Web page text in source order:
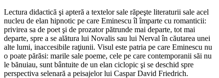
Lectura didactică şi apteră a textelor sale răpeşte literaturii sale acel
nucleu de elan hipnotic pe care Eminescu îl împarte cu romanticii:
privirea sa de poet şi de prozator pătrunde mai departe, tot mai
departe, spre a se alătura lui Novalis sau lui Nerval în căutarea unei
alte lumi, inaccesibile raţiunii. Visul este patria pe care Eminescu nu
o poate părăsi: marile sale poeme, cele pe care contemporanii săi nu
le bănuiau, sunt bântuite de un elan ciclopic şi se deschid spre
perspectiva selenară a peisajelor lui Caspar David Friedrich.